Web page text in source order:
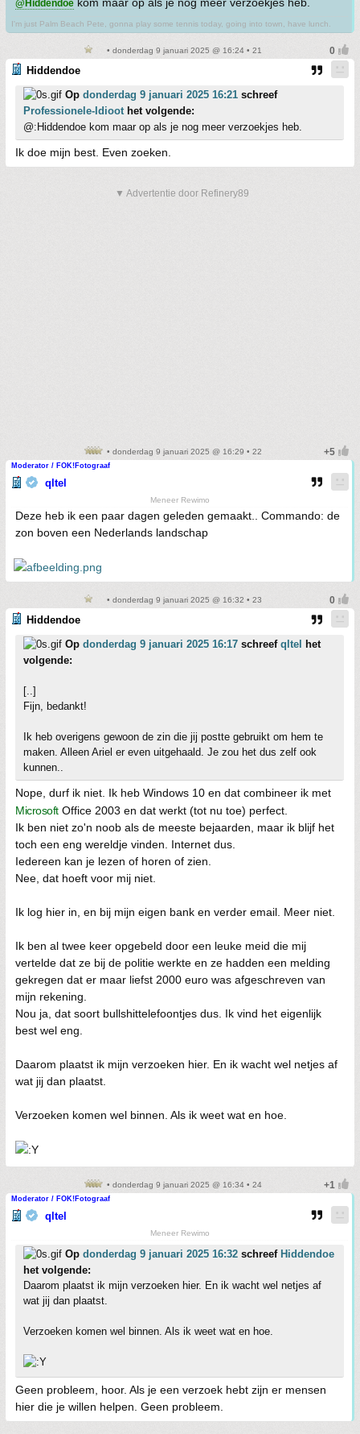
@Hiddendoe
I'm just Palm Beach Pete, gonna play some tennis today, going into town, have lunch.
• donderdag 9 januari 2025 @ 16:24 • 21
Hiddendoe
Op donderdag 9 januari 2025 16:21 schreef
Professionele-Idioothet volgende:
@:Hiddendoe kom maar op als je nog meer verzoekjes heb.
Ik doe mijn best. Even zoeken.
▼ Advertentie door Refinery89
• donderdag 9 januari 2025 @ 16:29 • 22
Moderator / FOK!Fotograaf
qltel
Meneer Rewimo
Deze heb ik een paar dagen geleden gemaakt.. Commando: de
zon boven een Nederlands landschap
• donderdag 9 januari 2025 @ 16:32 • 23
Hiddendoe
Op donderdag 9 januari 2025 16:17 schreef qltel
het
volgende:
[..]
Fijn, bedankt!
Ik heb overigens gewoon de zin die jij postte gebruikt om hem te
maken. Alleen Ariel er even uitgehaald. Je zou het dus zelf ook
kunnen..
Nope, durf ik niet. Ik heb Windows 10 en dat combineer ik met
MicrosoftOffice 2003 en dat werkt (tot nu toe) perfect.
Ik ben niet zo'n noob als de meeste bejaarden, maar ik blijf het
toch een eng wereldje vinden. Internet dus.
Iedereen kan je lezen of horen of zien.
Nee, dat hoeft voor mij niet.
Ik log hier in, en bij mijn eigen bank en verder email. Meer niet.
Ik ben al twee keer opgebeld door een leuke meid die mij
vertelde dat ze bij de politie werkte en ze hadden een melding
gekregen dat er maar liefst 2000 euro was afgeschreven van
mijn rekening.
Nou ja, dat soort bullshittelefoontjes dus. Ik vind het eigenlijk
best wel eng.
Daarom plaatst ik mijn verzoeken hier. En ik wacht wel netjes af
wat jij dan plaatst.
Verzoeken komen wel binnen. Als ik weet wat en hoe.
• donderdag 9 januari 2025 @ 16:34 • 24
Moderator / FOK!Fotograaf
qltel
Meneer Rewimo
Op donderdag 9 januari 2025 16:32 schreef Hiddendoe
het volgende:
Daarom plaatst ik mijn verzoeken hier. En ik wacht wel netjes af
wat jij dan plaatst.
Verzoeken komen wel binnen. Als ik weet wat en hoe.
Geen probleem, hoor. Als je een verzoek hebt zijn er mensen
hier die je willen helpen. Geen probleem.